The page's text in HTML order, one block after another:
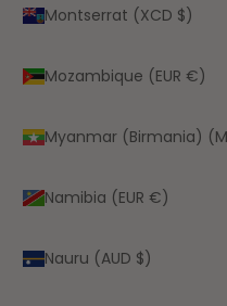
Montserrat (XCD $)
Mozambique (EUR €)
Myanmar (Birmania)
Namibia (EUR €)
Nauru (AUD $)